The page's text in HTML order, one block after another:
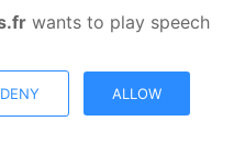
légales
wants to play speech
DENY ALLOW